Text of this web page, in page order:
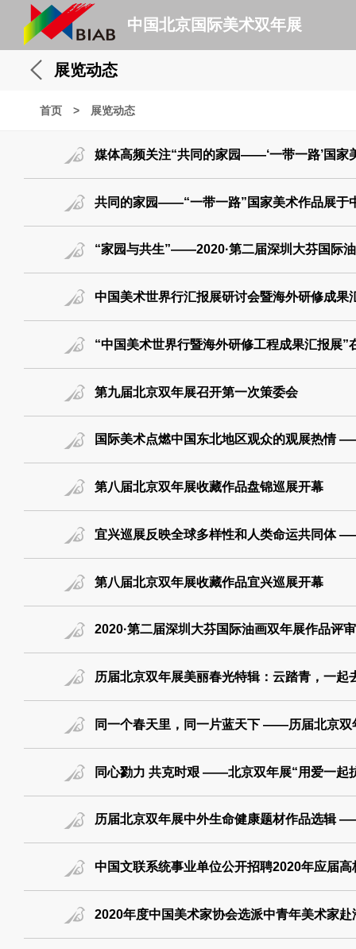
中国北京国际美术双年展
展览动态
首页 > 展览动态
媒体高频关注“共同的家园——‘一带一路’国家
共同的家园——“一带一路”国家美术作品展于
“家园与共生”——2020·第二届深圳大芬国际
中国美术世界行汇报展研讨会暨海外研修成果
“中国美术世界行暨海外研修工程成果汇报展”
第九届北京双年展召开第一次策委会
国际美术点燃中国东北地区观众的观展热情
第八届北京双年展收藏作品盘锦巡展开幕
宜兴巡展反映全球多样性和人类命运共同体
第八届北京双年展收藏作品宜兴巡展开幕
2020·第二届深圳大芬国际油画双年展作品评
历届北京双年展美丽春光特辑：云踏青，一起
同一个春天里，同一片蓝天下 ——历届北京双
同心勠力 共克时艰 ——北京双年展“用爱一起抗”防疫专题系列：（二十）
历届北京双年展中外生命健康题材作品选辑
中国文联系统事业单位公开招聘2020年应届
2020年度中国美术家协会选派中青年美术家